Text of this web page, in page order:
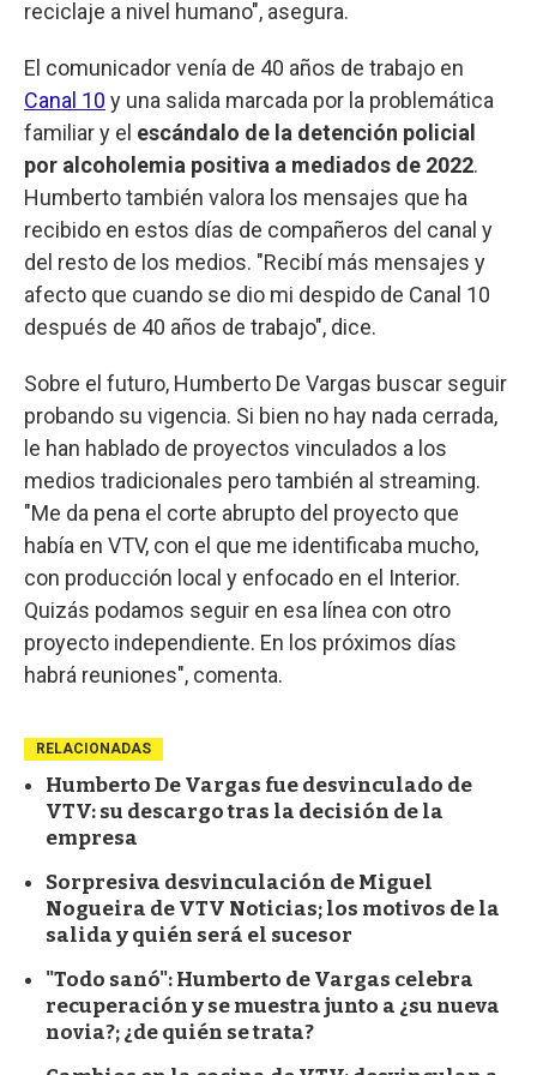
reciclaje a nivel humano", asegura.
El comunicador venía de 40 años de trabajo en
Canal 10 y una salida marcada por la problemática
familiar y el escándalo de la detención policial
por alcoholemia positiva a mediados de 2022.
Humberto también valora los mensajes que ha
recibido en estos días de compañeros del canal y
del resto de los medios. "Recibí más mensajes y
afecto que cuando se dio mi despido de Canal 10
después de 40 años de trabajo", dice.
Sobre el futuro, Humberto De Vargas buscar seguir
probando su vigencia. Si bien no hay nada cerrada,
le han hablado de proyectos vinculados a los
medios tradicionales pero también al streaming.
"Me da pena el corte abrupto del proyecto que
había en VTV, con el que me identificaba mucho,
con producción local y enfocado en el Interior.
Quizás podamos seguir en esa línea con otro
proyecto independiente. En los próximos días
habrá reuniones", comenta.
RELACIONADAS
Humberto De Vargas fue desvinculado de
VTV: su descargo tras la decisión de la
empresa
Sorpresiva desvinculación de Miguel
Nogueira de VTV Noticias; los motivos de la
salida y quién será el sucesor
"Todo sanó": Humberto de Vargas celebra
recuperación y se muestra junto a ¿su nueva
novia?; ¿de quién se trata?